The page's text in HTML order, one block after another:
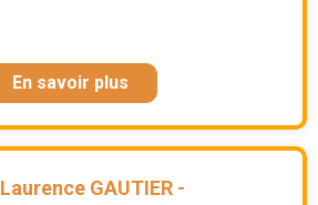
En savoir plus
Laurence GAUTIER -